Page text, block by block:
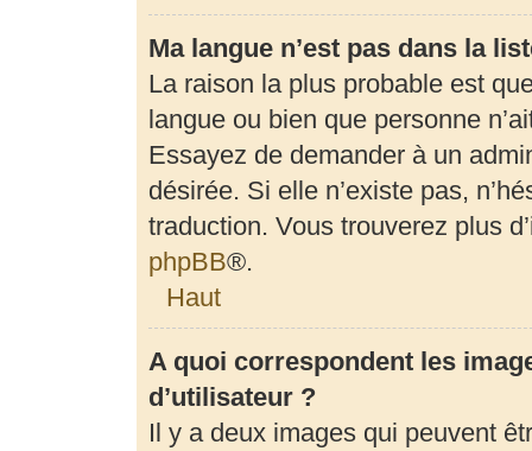
Ma langue n’est pas dans la
La raison la plus probable est
langue ou bien que personne
Essayez de demander à un
désirée. Si elle n’existe pas,
traduction. Vous trouverez plus
phpBB®.
Haut
A quoi correspondent les
d’utilisateur ?
Il y a deux images qui peuvent